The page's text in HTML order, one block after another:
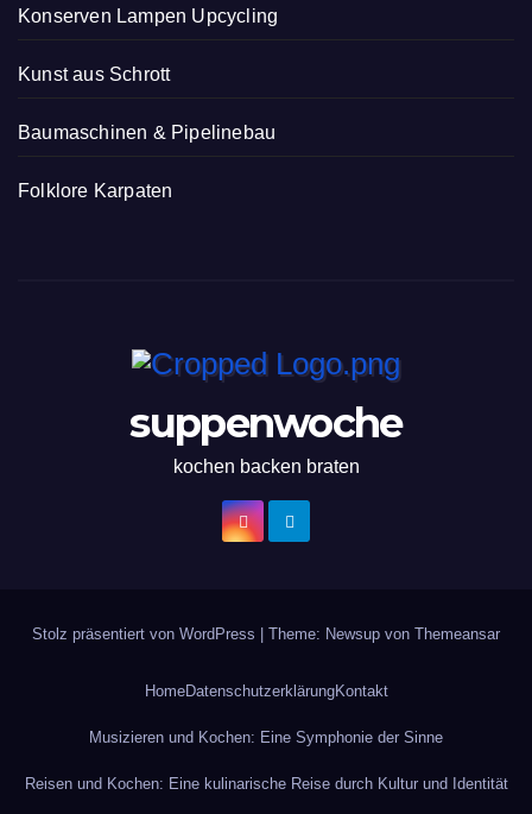
Konserven Lampen Upcycling
Kunst aus Schrott
Baumaschinen & Pipelinebau
Folklore Karpaten
suppenwoche
kochen backen braten
Stolz präsentiert von WordPress | Theme: Newsup von Themeansar
HomeDatenschutzerklärungKontakt
Musizieren und Kochen: Eine Symphonie der Sinne
Reisen und Kochen: Eine kulinarische Reise durch Kultur und Identität